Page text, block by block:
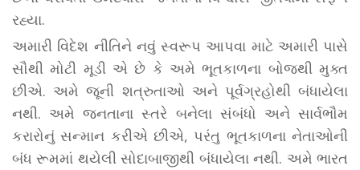
રહ્યા.
અમારી વિદેશ નીતિને નવું સ્વરૂપ આપવા માટે અમારી પાસે
સૌથી મોટી મૂડી એ છે કે અમે ભૂતકાળના બોજથી મુક્ત
છીએ. અમે જૂની શત્રુતાઓ અને પૂર્વગ્રહોથી બંધાયેલા
નથી. અમે જનતાના સ્તરે બનેલા સંબંધો અને સાર્વભૌમ
કરારોનું સન્માન કરીએ છીએ, પરંતુ ભૂતકાળના નેતાઓની
બંધ રૂમમાં થયેલી સોદાબાજીથી બંધાયેલા નથી. અમે ભારત